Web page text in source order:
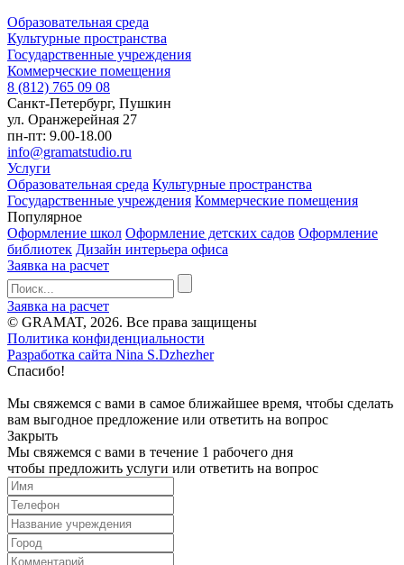
Образовательная среда
Культурные пространства
Государственные учреждения
Коммерческие помещения
8 (812) 765 09 08
Санкт-Петербург, Пушкин
ул. Оранжерейная 27
пн-пт: 9.00-18.00
info@gramatstudio.ru
Услуги
Образовательная среда Культурные пространства
Государственные учреждения Коммерческие помещения
Популярное
Оформление школ Оформление детских садов Оформление
библиотек Дизайн интерьера офиса
Заявка на расчет
Заявка на расчет
© GRAMAT, 2026. Все права защищены
Политика конфиденциальности
Разработка сайта Nina S.Dzhezher
Спасибо!
Мы свяжемся с вами в самое ближайшее время, чтобы сделать
вам выгодное предложение или ответить на вопрос
Закрыть
Мы свяжемся с вами в течение 1 рабочего дня
чтобы предложить услуги или ответить на вопрос